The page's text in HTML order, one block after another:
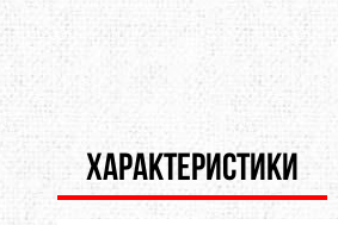
UP SKY
ZAMBERLAN ZELGEAR
ИЗОЛОН КРОК
ХАРАКТЕРИСТИКИ